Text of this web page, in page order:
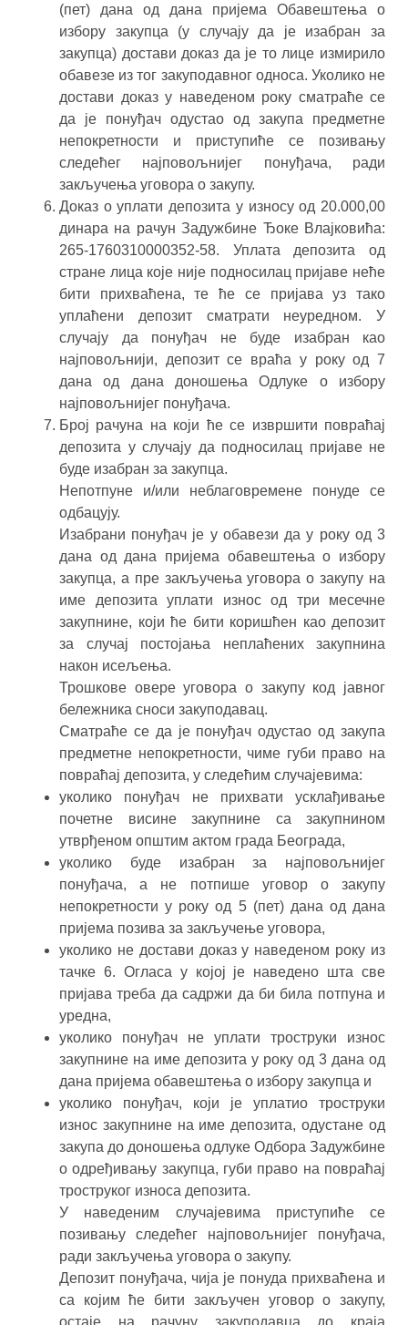
(пет) дана од дана пријема Обавештења о
избору закупца (у случају да је изабран за
закупца) достави доказ да је то лице измирило
обавезе из тог закуподавног односа. Уколико не
достави доказ у наведеном року сматраће се
да је понуђач одустао од закупа предметне
непокретности и приступиће се позивању
следећег најповољнијег понуђача, ради
закључења уговора о закупу.
Доказ о уплати депозита у износу од 20.000,00
динара на рачун Задужбине Ђоке Влајковића:
265-1760310000352-58. Уплата депозита од
стране лица које није подносилац пријаве неће
бити прихваћена, те ће се пријава уз тако
уплаћени депозит сматрати неуредном. У
случају да понуђач не буде изабран као
најповољнији, депозит се враћа у року од 7
дана од дана доношења Одлуке о избору
најповољнијег понуђача.
Број рачуна на који ће се извршити повраћај
депозита у случају да подносилац пријаве не
буде изабран за закупца.
Непотпуне и/или неблаговремене понуде се
одбацују.
Изабрани понуђач је у обавези да у року од 3
дана од дана пријема обавештења о избору
закупца, а пре закључења уговора о закупу на
име депозита уплати износ од три месечне
закупнине, који ће бити коришћен као депозит
за случај постојања неплаћених закупнина
након исељења.
Трошкове овере уговора о закупу код јавног
бележника сноси закуподавац.
Сматраће се да је понуђач одустао од закупа
предметне непокретности, чиме губи право на
повраћај депозита, у следећим случајевима:
уколико понуђач не прихвати усклађивање
почетне висине закупнине са закупнином
утврђеном општим актом града Београда,
уколико буде изабран за најповољнијег
понуђача, а не потпише уговор о закупу
непокретности у року од 5 (пет) дана од дана
пријема позива за закључење уговора,
уколико не достави доказ у наведеном року из
тачке 6. Огласа у којој је наведено шта све
пријавa треба да садржи да би била потпуна и
уредна,
уколико понуђач не уплати троструки износ
закупнине на име депозита у року од 3 дана од
дана пријема обавештења о избору закупца и
уколико понуђач, који је уплатио троструки
износ закупнине на име депозита, одустане од
закупа до доношења одлуке Одбора Задужбине
о одређивању закупца, губи право на повраћај
троструког износа депозита.
У наведеним случајевима приступиће се
позивању следећег најповољнијег понуђача,
ради закључења уговора о закупу.
Депозит понуђача, чија је понуда прихваћена и
са којим ће бити закључен уговор о закупу,